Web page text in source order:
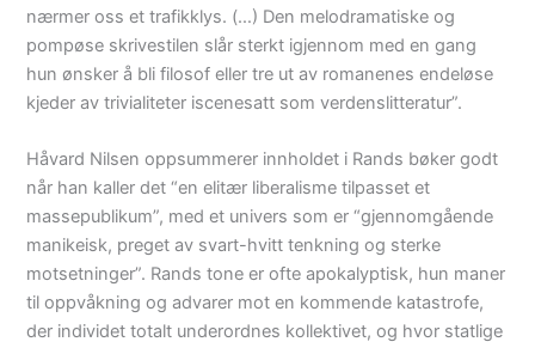
nærmer oss et trafikklys. (…) Den melodramatiske og
pompøse skrivestilen slår sterkt igjennom med en gang
hun ønsker å bli filosof eller tre ut av romanenes endeløse
kjeder av trivialiteter iscenesatt som verdenslitteratur”.
Håvard Nilsen oppsummerer innholdet i Rands bøker godt
når han kaller det “en elitær liberalisme tilpasset et
massepublikum”, med et univers som er “gjennomgående
manikeisk, preget av svart-hvitt tenkning og sterke
motsetninger”. Rands tone er ofte apokalyptisk, hun maner
til oppvåkning og advarer mot en kommende katastrofe,
der individet totalt underordnes kollektivet, og hvor statlige